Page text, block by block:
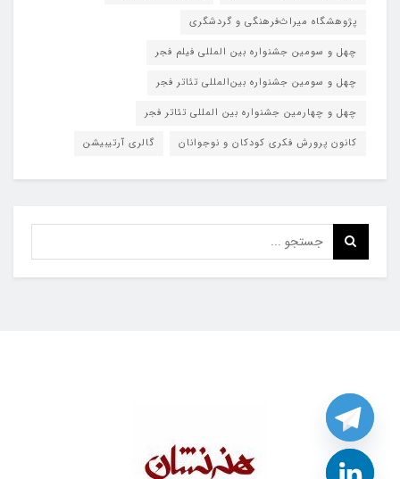
پژوهشگاه میراث‌فرهنگی و گردشگری
چهل و سومین جشنواره بین المللی فیلم فجر
چهل و سومین جشنواره بین‌المللی تئاتر فجر
چهل و چهارمین جشنواره بین المللی تئاتر فجر
کانون پرورش فکری کودکان و نوجوانان
گالری آرتیبیشن